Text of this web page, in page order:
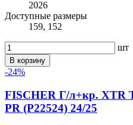
2026
Доступные размеры
159, 152
шт
В корзину
-24%
FISCHER Г/л+кр. XTR
PR (P22524) 24/25